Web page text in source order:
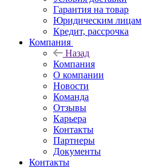
Гарантия на товар
Юридическим лицам
Кредит, рассрочка
Компания
Назад
Компания
О компании
Новости
Команда
Отзывы
Карьера
Контакты
Партнеры
Документы
Контакты